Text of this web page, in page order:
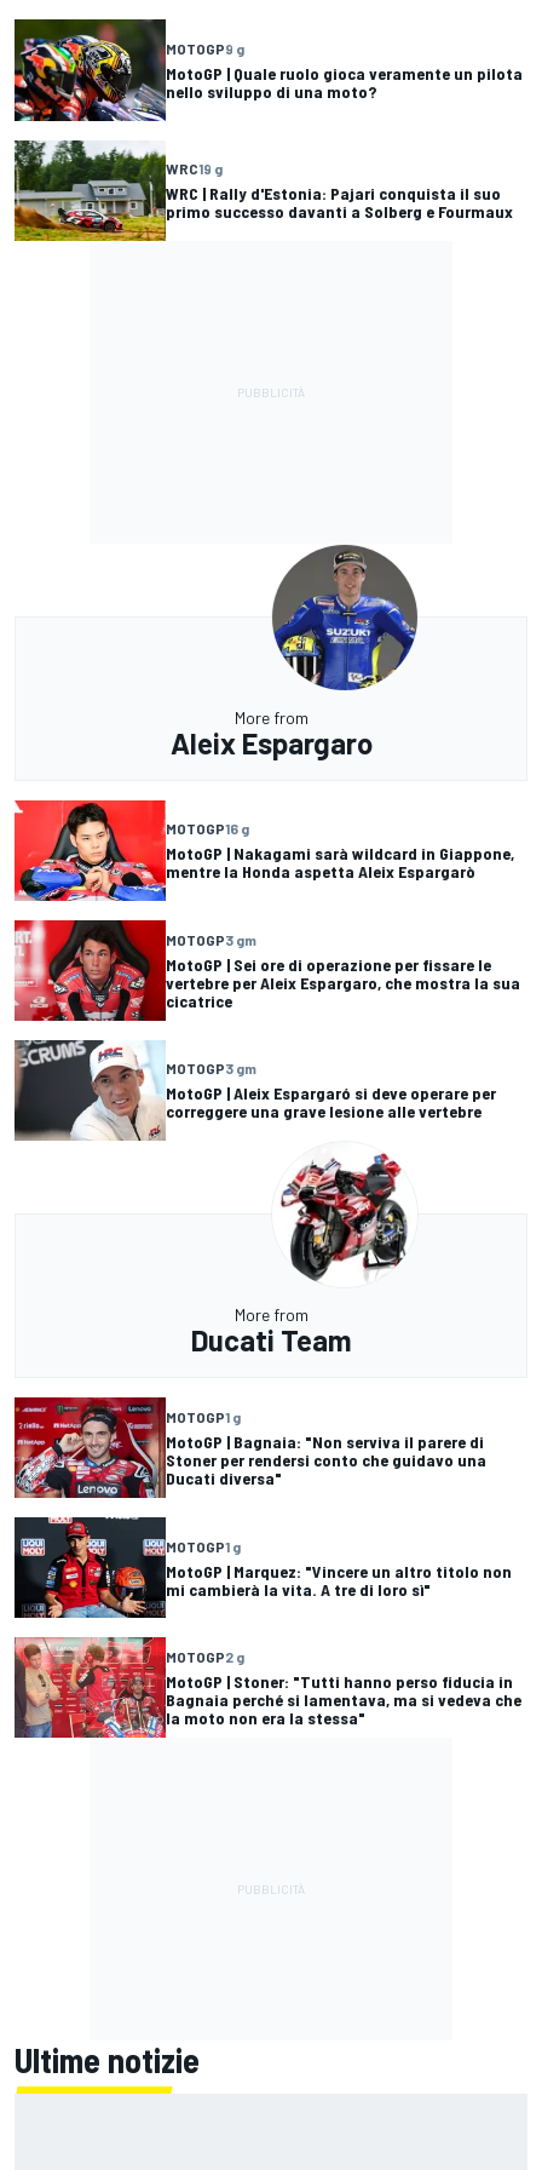
MOTOGP9 g
MotoGP | Quale ruolo gioca veramente un pilota
nello sviluppo di una moto?
WRC19 g
WRC | Rally d'Estonia: Pajari conquista il suo
primo successo davanti a Solberg e Fourmaux
More from
Aleix Espargaro
MOTOGP16 g
MotoGP | Nakagami sarà wildcard in Giappone,
mentre la Honda aspetta Aleix Espargarò
MOTOGP3 gm
MotoGP | Sei ore di operazione per fissare le
vertebre per Aleix Espargaro, che mostra la sua
cicatrice
MOTOGP3 gm
MotoGP | Aleix Espargaró si deve operare per
correggere una grave lesione alle vertebre
More from
Ducati Team
MOTOGP1 g
MotoGP | Bagnaia: "Non serviva il parere di
Stoner per rendersi conto che guidavo una
Ducati diversa"
MOTOGP1 g
MotoGP | Marquez: "Vincere un altro titolo non
mi cambierà la vita. A tre di loro sì"
MOTOGP2 g
MotoGP | Stoner: "Tutti hanno perso fiducia in
Bagnaia perché si lamentava, ma si vedeva che
la moto non era la stessa"
Ultime notizie